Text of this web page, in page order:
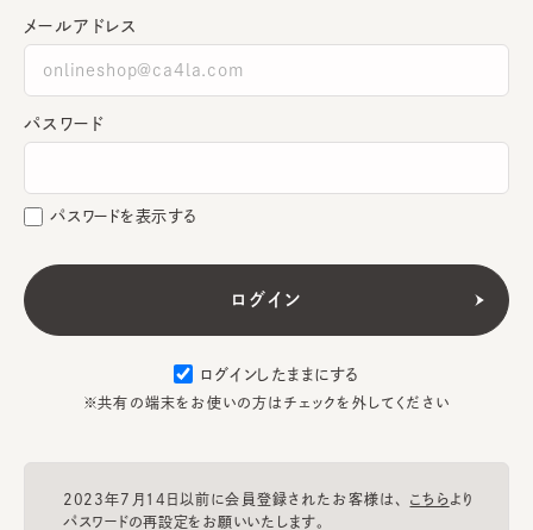
メールアドレス
パスワード
パスワードを表示する
ログインしたままにする
※共有の端末をお使いの方はチェックを外してください
2023年7月14日以前に会員登録されたお客様は、 こちらより
パスワードの再設定をお願いいたします。